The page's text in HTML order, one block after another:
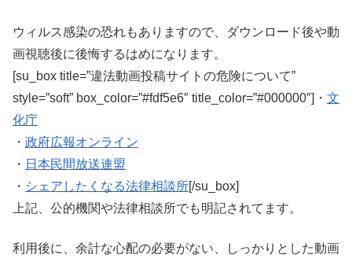
ウィルス感染の恐れもありますので、ダウンロード後や動
画視聴後に後悔するはめになります。
[su_box title=”違法動画投稿サイトの危険について”
style=”soft” box_color=”#fdf5e6″ title_color=”#000000″]・ 文
化庁
・ 政府広報オンライン
・ 日本民間放送連盟
・ シェアしたくなる法律相談所[/su_box]
上記、公的機関や法律相談所でも明記されてます。
利用後に、余計な心配の必要がない、しっかりとした動画